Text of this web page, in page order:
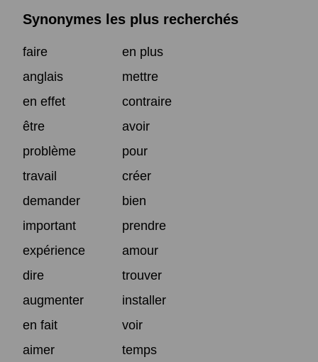
Synonymes les plus recherchés
faire
en plus
anglais
mettre
en effet
contraire
être
avoir
problème
pour
travail
créer
demander
bien
important
prendre
expérience
amour
dire
trouver
augmenter
installer
en fait
voir
aimer
temps